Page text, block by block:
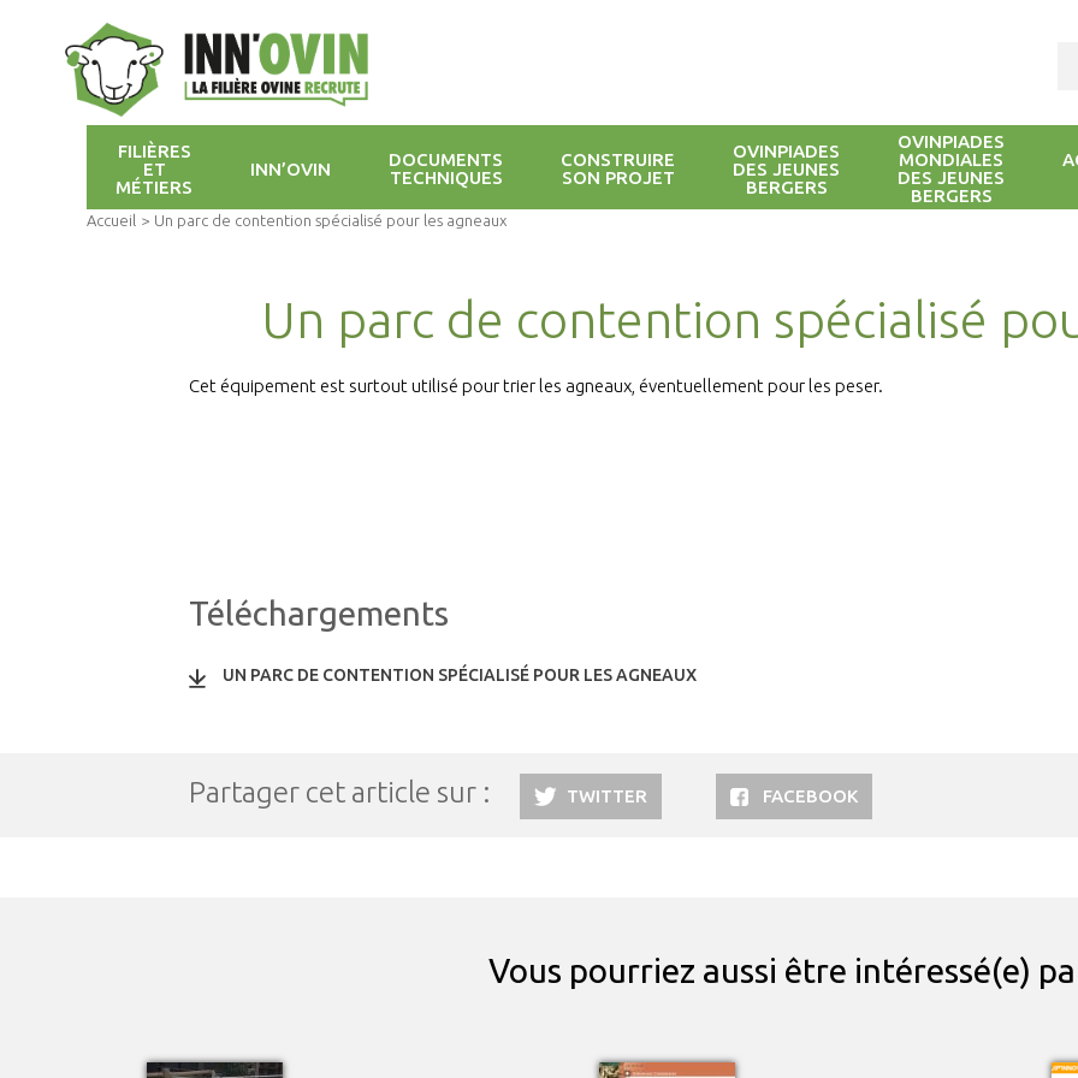
FILIÈRES
ET
MÉTIERS
INN’OVIN
DOCUMENTS
TECHNIQUES
CONSTRUIRE
SON PROJET
OVINPIADES
DES JEUNES
BERGERS
OVINPIADES
MONDIALES
DES JEUNES
BERGERS
Accueil > Un parc de contention spécialisé pour les agneaux
Un parc de contention spécialisé
Cet équipement est surtout utilisé pour trier les agneaux, éventuellement pour les peser.
Téléchargements
UN PARC DE CONTENTION SPÉCIALISÉ POUR LES AGNEAUX
Partager cet article sur : TWITTER FACEBOOK
Vous pourriez aussi être intéressé(e)